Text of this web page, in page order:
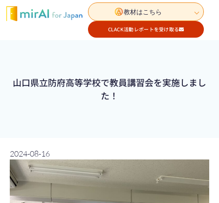
教材はこちら
CLACK活動レポートを受け取る
山口県立防府高等学校で教員講習会を実施しまし
た！
2024-08-16